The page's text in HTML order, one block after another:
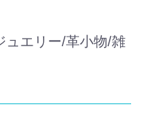
ュエリー/革小物/雑